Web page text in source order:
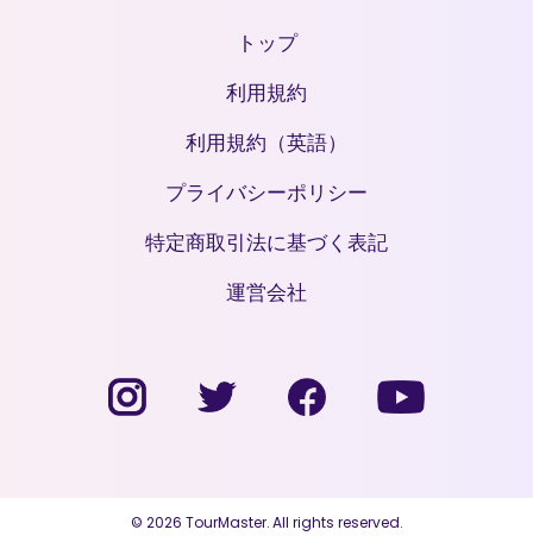
トップ
利用規約
利用規約（英語）
プライバシーポリシー
特定商取引法に基づく表記
運営会社
© 2026 TourMaster. All rights reserved.